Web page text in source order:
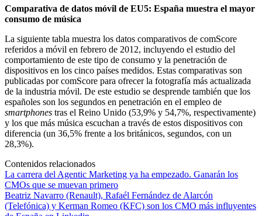
Comparativa de datos móvil de EU5: España muestra el mayor
consumo de música
La siguiente tabla muestra los datos comparativos de comScore
referidos a móvil en febrero de 2012, incluyendo el estudio del
comportamiento de este tipo de consumo y la penetración de
dispositivos en los cinco países medidos. Estas comparativas son
publicadas por comScore para ofrecer la fotografía más actualizada
de la industria móvil. De este estudio se desprende también que los
españoles son los segundos en penetración en el empleo de
smartphones tras el Reino Unido (53,9% y 54,7%, respectivamente)
y los que más música escuchan a través de estos dispositivos con
diferencia (un 36,5% frente a los británicos, segundos, con un
28,3%).
Contenidos relacionados
La carrera del Agentic Marketing ya ha empezado. Ganarán los
CMOs que se muevan primero
Beatriz Navarro (Renault), Rafaél Fernández de Alarcón
(Telefónica) y Kerman Romeo (KFC) son los CMO más influyentes